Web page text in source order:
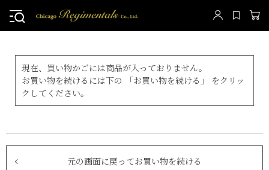
現在、買い物かごには商品が入っておりません。
お買い物を続けるには下の 「お買い物を続ける」 をクリッ
クしてください。
元の画面に戻ってお買い物を続ける